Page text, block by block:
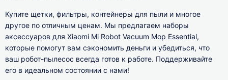
Купите щетки, фильтры, контейнеры для пыли и многое
другое по отличным ценам. Мы предлагаем наборы
аксессуаров для Xiaomi Mi Robot Vacuum Mop Essential,
которые помогут вам сэкономить деньги и убедиться, что
ваш робот-пылесос всегда готов к работе. Поддерживайте
его в идеальном состоянии с нами!